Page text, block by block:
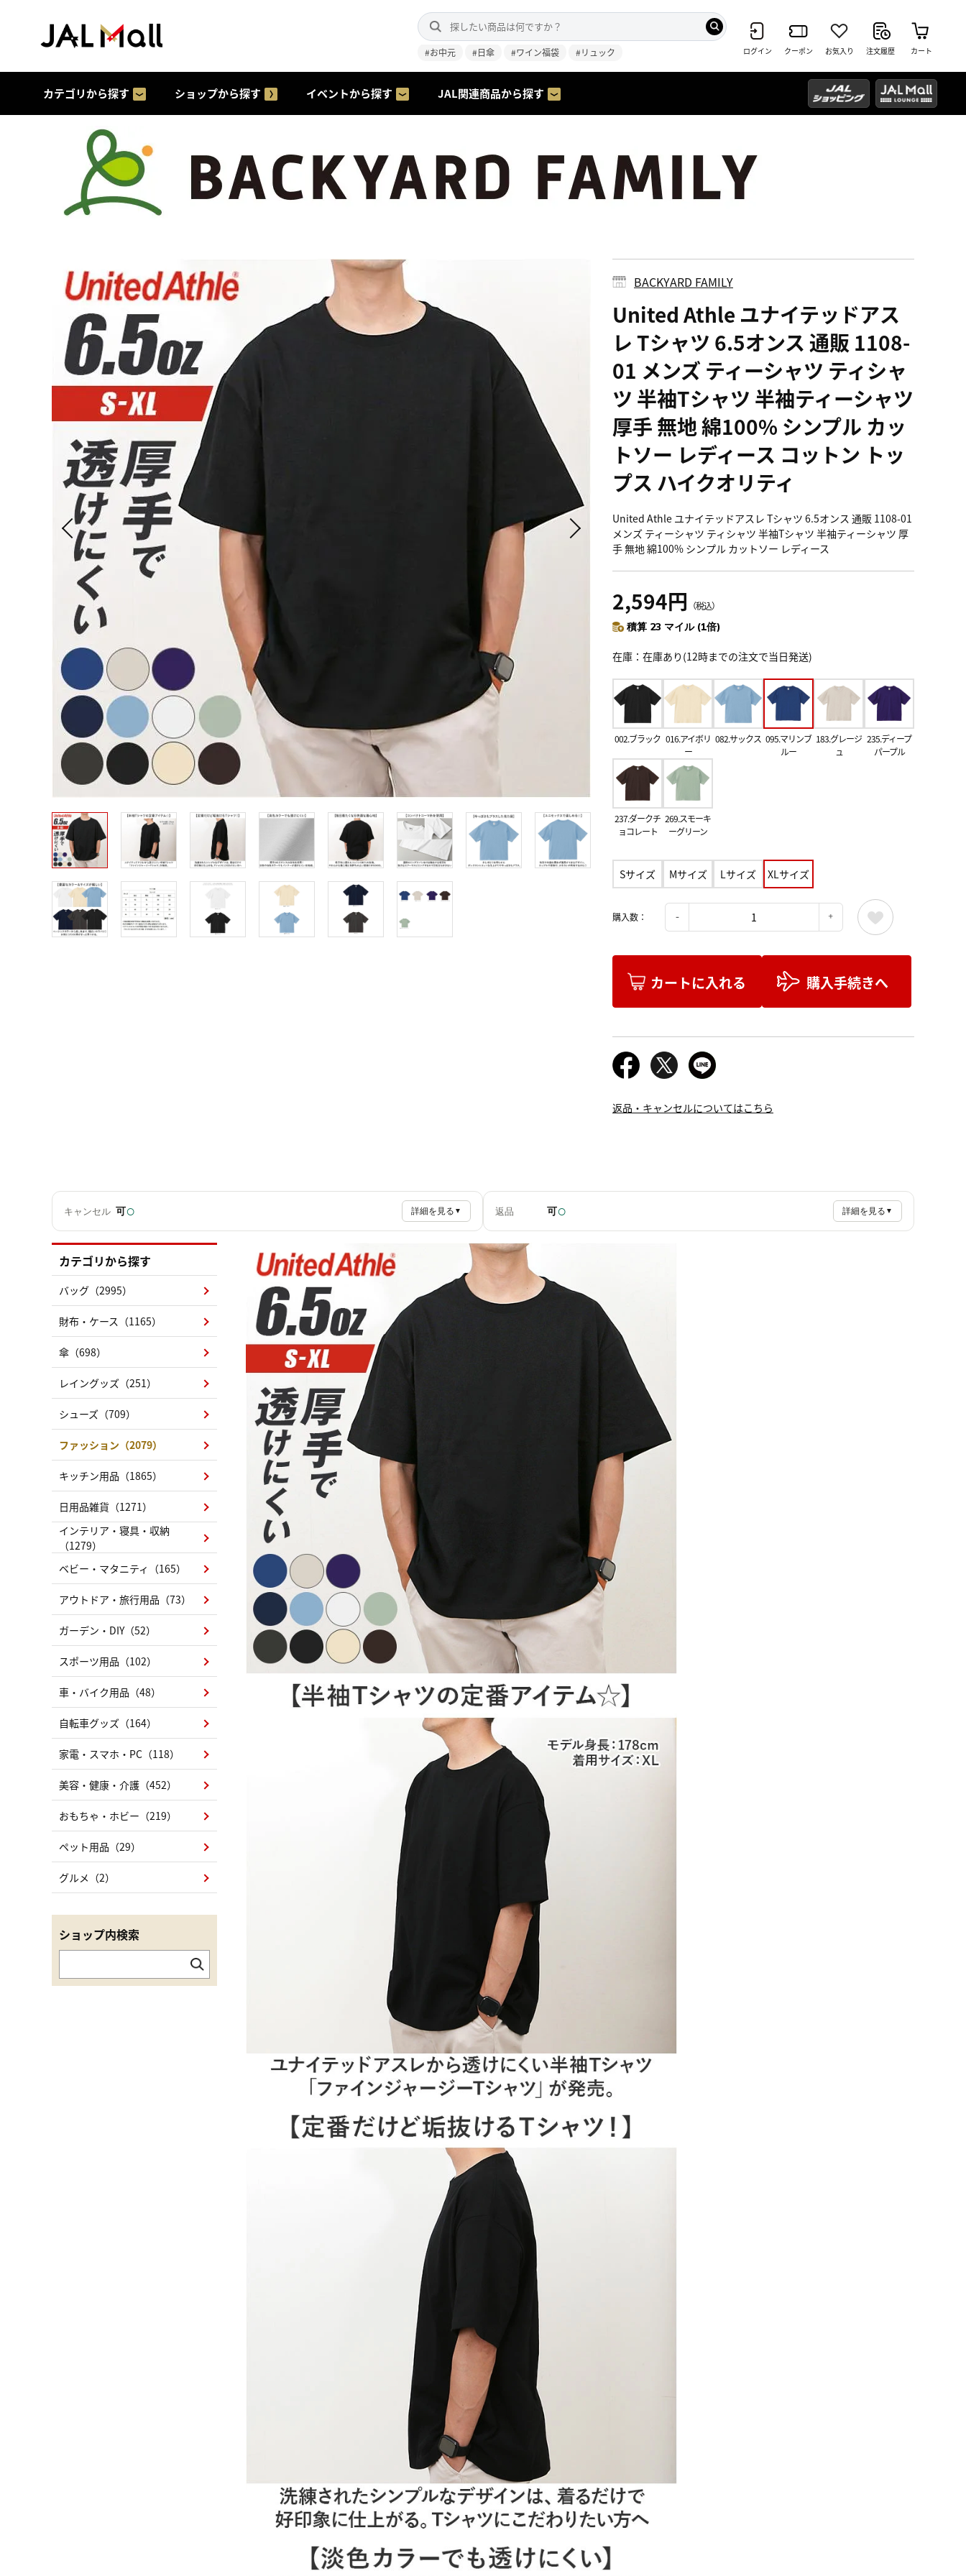
#お中元 #日傘 #ワイン福袋 #リュック ログイン クーポン お気入り 注文履歴 カート
カテゴリから探す ショップから探す イベントから探す JAL関連商品から探す
BACKYARD FAMILY
United Athle ユナイテッドアス
レ Tシャツ 6.5オンス 通販 1108-
01 メンズ ティーシャツ ティシャ
ツ 半袖Tシャツ 半袖ティーシャツ
厚手 無地 綿100% シンプル カッ
トソー レディース コットン トッ
プス ハイクオリティ
United Athle ユナイテッドアスレ Tシャツ 6.5オンス 通販 1108-01
メンズ ティーシャツ ティシャツ 半袖Tシャツ 半袖ティーシャツ 厚
手 無地 綿100% シンプル カットソー レディース
2,594円 （税込）
積算 23 マイル (1倍)
在庫 在庫あり(12時までの注文で当日発送)
002.ブラック 016.アイボリ
ー
082.サックス 095.マリンブ
ルー
183.グレージ
ュ
235.ディープ
パープル
237.ダークチ
ョコレート
269.スモーキ
ーグリーン
Sサイズ Mサイズ Lサイズ XLサイズ
購入数：
カートに入れる 購入手続きへ
返品・キャンセルについてはこちら
キャンセル 可○ 詳細を見る ▼ 返品 可○ 詳細を見る ▼
カテゴリから探す
バッグ（2995）
財布・ケース（1165）
傘（698）
レイングッズ（251）
シューズ（709）
ファッション（2079）
キッチン用品（1865）
日用品雑貨（1271）
インテリア・寝具・収納
（1279）
ベビー・マタニティ（165）
アウトドア・旅行用品（73）
ガーデン・DIY（52）
スポーツ用品（102）
車・バイク用品（48）
自転車グッズ（164）
家電・スマホ・PC（118）
美容・健康・介護（452）
おもちゃ・ホビー（219）
ペット用品（29）
グルメ（2）
ショップ内検索